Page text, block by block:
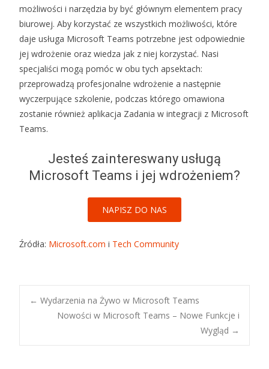
możliwości i narzędzia by być głównym elementem pracy
biurowej. Aby korzystać ze wszystkich możliwości, które
daje usługa Microsoft Teams potrzebne jest odpowiednie
jej wdrożenie oraz wiedza jak z niej korzystać. Nasi
specjaliści mogą pomóc w obu tych apsektach:
przeprowadzą profesjonalne wdrożenie a następnie
wyczerpujące szkolenie, podczas którego omawiona
zostanie również aplikacja Zadania w integracji z Microsoft
Teams.
Jesteś zaintereswany usługą
Microsoft Teams i jej wdrożeniem?
NAPISZ DO NAS
Źródła: Microsoft.com i Tech Community
Post navigation
← Wydarzenia na Żywo w Microsoft Teams
Nowości w Microsoft Teams – Nowe Funkcje i
Wygląd →